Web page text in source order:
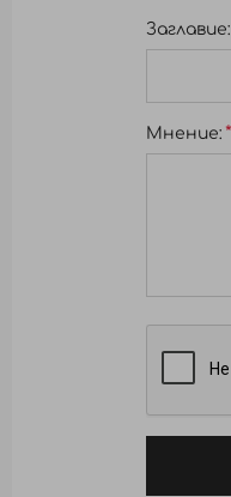
Заглавиe:
Мнение: